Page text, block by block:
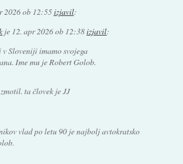
2026 ob 12:55izjavil:
je 12. apr 2026 ob 12:38izjavil:
v Sloveniji imamo svojega
Ime mu je Robert Golob.
ta človek je JJ
vlad po letu 90 je najbolj avtokratsko